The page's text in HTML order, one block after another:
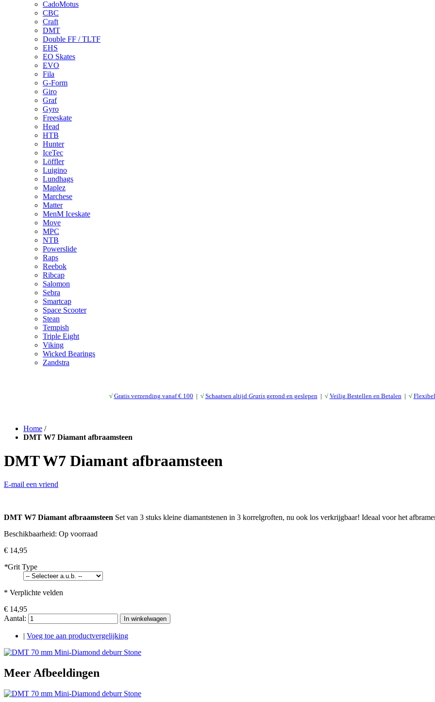
CadoMotus
CBC
Craft
DMT
Double FF / TLTF
EHS
EO Skates
EVO
Fila
G-Form
Giro
Graf
Gyro
Freeskate
Head
HTB
Hunter
IceTec
Löffler
Luigino
Lundhags
Maplez
Marchese
Matter
MenM Iceskate
Move
MPC
NTB
Powerslide
Raps
Reebok
Ribcap
Salomon
Sebra
Smartcap
Space Scooter
Stean
Tempish
Triple Eight
Viking
Wicked Bearings
Zandstra
√ Gratis verzending vanaf € 100 | √ Schaatsen altijd Gratisgerond en geslepen | √ Veilig Bestellen en Betalen | √
Home /
DMT W7 Diamant afbraamsteen
DMT W7 Diamant afbraamsteen
E-mail een vriend
DMT W7 Diamant afbraamsteen Set van 3 stuks kleine diamantstenen in 3 korrelgroften, nu ook los verkrijgbaar! Ideaal voor het
Beschikbaarheid: Op voorraad
€ 14,95
*Grit Type
* Verplichte velden
€ 14,95
Aantal:
In winkelwagen
Voeg toe aan productvergelijking
Meer Afbeeldingen